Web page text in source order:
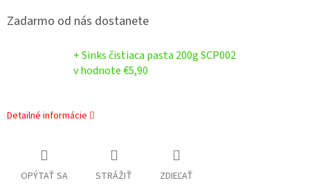
Zadarmo od nás dostanete
+ Sinks čistiaca pasta 200g SCP002
v hodnote €5,90
Detailné informácie
OPÝTAŤ SA STRÁŽIŤ ZDIEĽAŤ